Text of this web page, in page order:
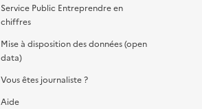
Service Public Entreprendre en
chiffres
Mise à disposition des données (open
data)
Vous êtes journaliste ?
Aide